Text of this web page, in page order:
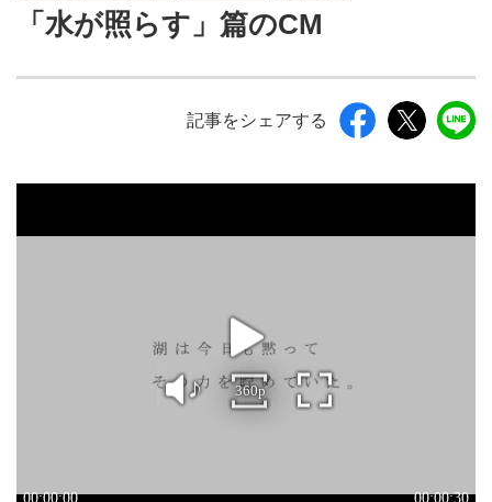
「水が照らす」篇のCM
記事をシェアする